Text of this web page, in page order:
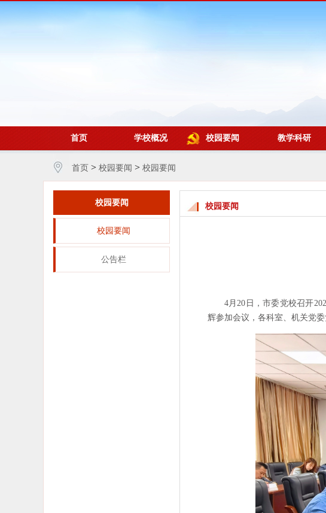
首页 学校概况 校园要闻 教学科研
首页> 校园要闻 > 校园要闻
校园要闻
校园要闻
公告栏
校园要闻
4月20日，市委党校召开
辉参加会议，各科室、机关党委